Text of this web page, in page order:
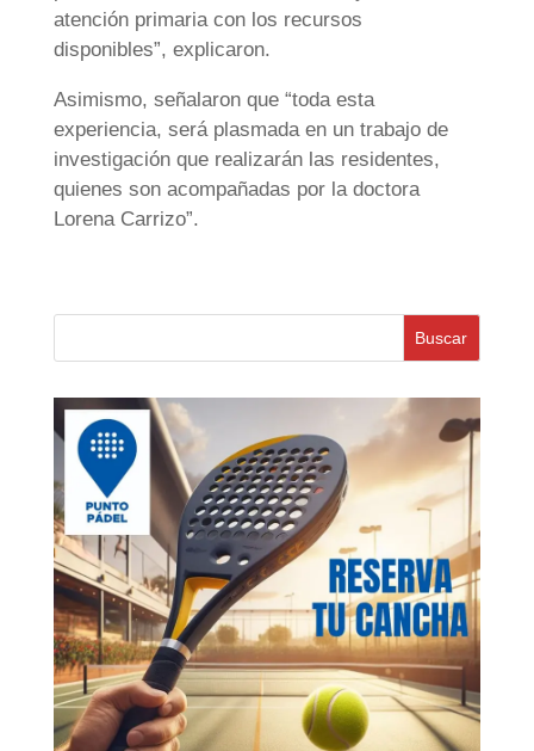
atención primaria con los recursos
disponibles”, explicaron.
Asimismo, señalaron que “toda esta
experiencia, será plasmada en un trabajo de
investigación que realizarán las residentes,
quienes son acompañadas por la doctora
Lorena Carrizo”.
Buscar